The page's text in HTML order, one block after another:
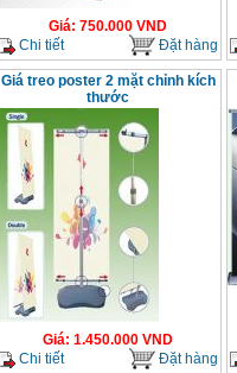
Giá: 750.000 VND
Chi tiết
Đặt hàng
Giá treo poster 2 mặt chỉnh kích
thước
Giá: 1.450.000 VND
Chi tiết
Đặt hàng